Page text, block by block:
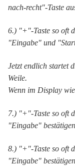
nach-recht"-Taste
6.) "+"-Taste so oft
"Eingabe" und
Jetzt endlich startet
Weile.
Wenn im Display
7.) "+"-Taste so oft
"Eingabe" bestätigen
8.) "+"-Taste so oft
"Eingabe" bestätigen